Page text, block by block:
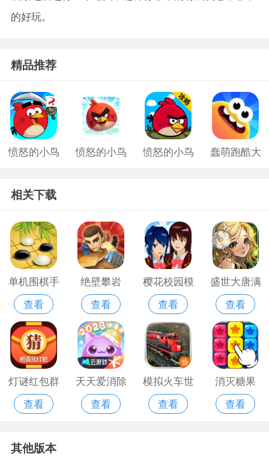
的好玩。
精品推荐
愤怒的小鸟
愤怒的小鸟
愤怒的小鸟
蠢萌跑酷大
相关下载
单机围棋手
机版
查看
绝壁攀岩
查看
樱花校园模
拟版无广告
中文版2021
版
查看
盛世大唐满
v版手机游
戏
查看
灯谜红包群
红包版手游
查看
天天爱消除
手游腾讯版
查看
模拟火车世
界手机游戏
查看
消灭糖果
2018安卓版
查看
其他版本